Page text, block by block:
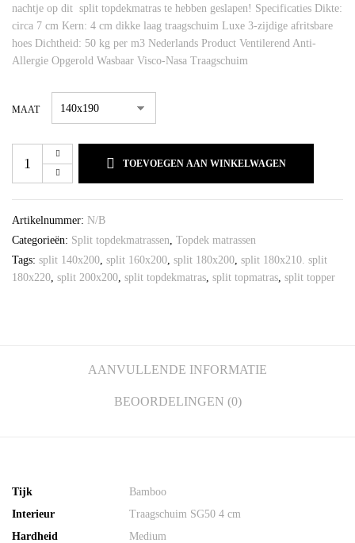
nachtje op dit split topdekmatras te hebben geslapen! Specificaties Dikte:
circa 7 cm Kern: 4 cm dikke laag traagschuim Luxe 3-zijdige afritsbare
hoes Dichtheid: 50 kg per m3 Nederlands Product Ventilerend Anti-
Allergie Opgerold Wasbaar Visco-Nasa Traagschuim
MAAT
TOEVOEGEN AAN WINKELWAGEN
Artikelnummer: N/B
Categorieën: Split topdekmatrassen, Topdek matrassen
Tags: split 140x200, split 160x200, split 180x200, split 180x210. split
180x220, split 200x200, split topdekmatras, split topmatras, split topper
AANVULLENDE INFORMATIE
BEOORDELINGEN (0)
Tijk
Bamboo
Interieur
Traagschuim SG50 4 cm
Hardheid
Medium